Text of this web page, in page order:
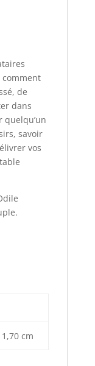
comment
de
dans
quelqu’un
savoir
vos
cm